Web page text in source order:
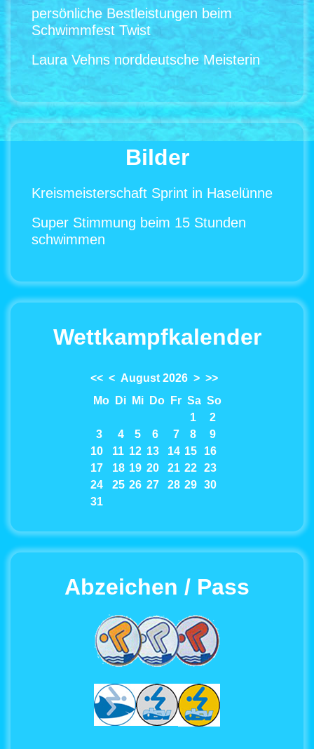
persönliche Bestleistungen beim
Schwimmfest Twist
Laura Vehns norddeutsche Meisterin
Bilder
Kreismeisterschaft Sprint in Haselünne
Super Stimmung beim 15 Stunden
schwimmen
Wettkampfkalender
<< < August 2026 > >>
Mo
Di Mi Do Fr Sa So
1
2
3
4 5 6 7 8
9
10
11 12 13 14 15
16
17
18 19 20 21 22
23
24
25 26 27 28 29
30
31
Abzeichen / Pass